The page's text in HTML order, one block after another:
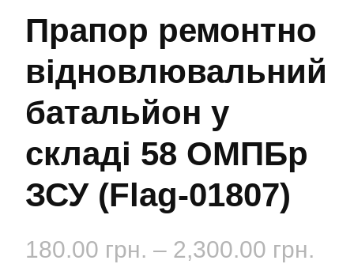
Прапор ремонтно
відновлювальний
батальйон у
складі 58 ОМПБр
ЗСУ (Flag-01807)
180.00 грн. – 2,300.00 грн.